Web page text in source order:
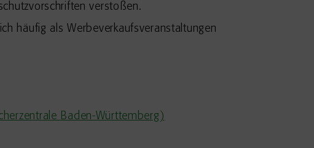
verstoßen.
häufig als Werbeverkaufsveranstaltungen
Baden-Württemberg)